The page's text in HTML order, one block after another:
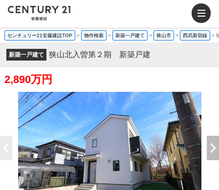
センチュリー21安藤建設TOP > 物件検索 > 新築一戸建て > 狭山市 > 西武新宿線 >
新築一戸建て 狭山北入曽第２期 新築戸建
2,890万円